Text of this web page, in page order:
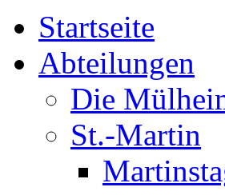
Startseite
Abteilungen
Die
St.-Martin